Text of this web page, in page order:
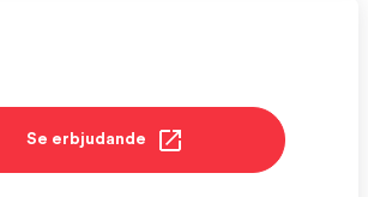
Se erbjudande